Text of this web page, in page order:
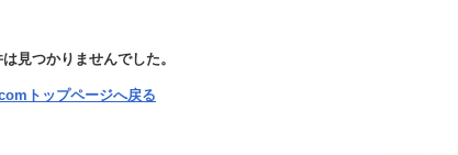
見つかりませんでした。
トップページへ戻る